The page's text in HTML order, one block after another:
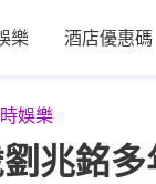
樂 酒店優惠碼
娛樂
兆銘